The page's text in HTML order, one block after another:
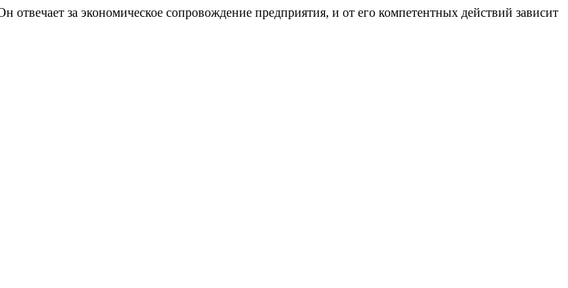
за экономическое сопровождение предприятия, и от его компетентных действий зависит